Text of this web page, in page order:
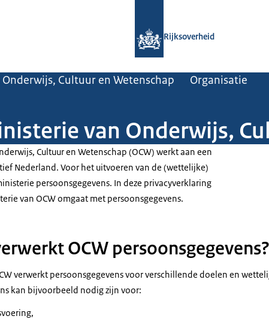
Rijksoverheid
Cultuur en Wetenschap Organisatie
van Onderwijs,
Cultuur en Wetenschap (OCW) werkt aan een
Nederland. Voor het uitvoeren van de (wettelijke)
persoonsgegevens. In deze privacyverklaring
van OCW omgaat met persoonsgegevens.
OCW persoonsgegevens?
verwerkt persoonsgegevens voor verschillende doelen en
kan bijvoorbeeld nodig zijn voor: